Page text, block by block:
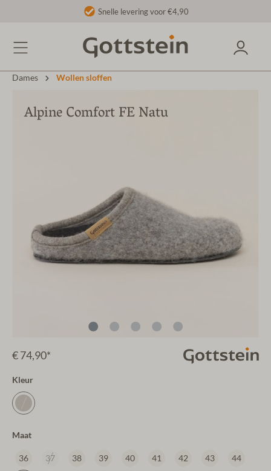
Snelle levering voor €4,90
Dames Wollen sloffen
Alpine Comfort FE Natu
€ 74,90*
Kleur
Maat
36 37 38 39 40 41 42 43 44